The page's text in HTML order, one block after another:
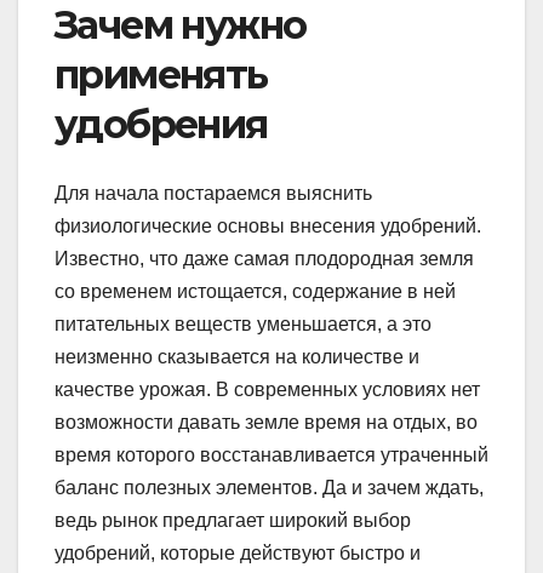
Зачем нужно
применять
удобрения
Для начала постараемся выяснить
физиологические основы внесения удобрений.
Известно, что даже самая плодородная земля
со временем истощается, содержание в ней
питательных веществ уменьшается, а это
неизменно сказывается на количестве и
качестве урожая. В современных условиях нет
возможности давать земле время на отдых, во
время которого восстанавливается утраченный
баланс полезных элементов. Да и зачем ждать,
ведь рынок предлагает широкий выбор
удобрений, которые действуют быстро и